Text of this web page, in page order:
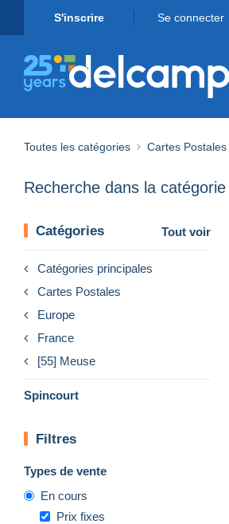
S'inscrire Se connecter
Toutes les catégories Cartes Postales
Recherche dans la catégorie
Catégories Tout voir
Catégories principales
Cartes Postales
Europe
France
[55] Meuse
Spincourt
Filtres
Types de vente
En cours
Prix fixes